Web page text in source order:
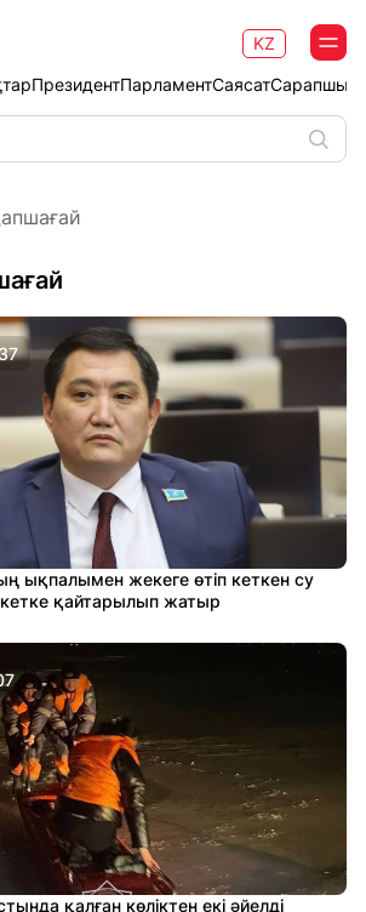
ПрезидентПарламентСаясат
KZ
ықпалымен жекеге өтіп кеткен су
қайтарылып жатыр
қалған көліктен екі әйелді